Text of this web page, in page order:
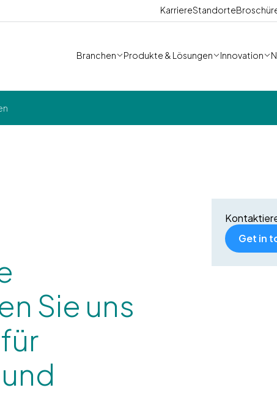
KarriereStandorte
Branchen Produkte & Lösungen Innovation
Sie uns
Get in